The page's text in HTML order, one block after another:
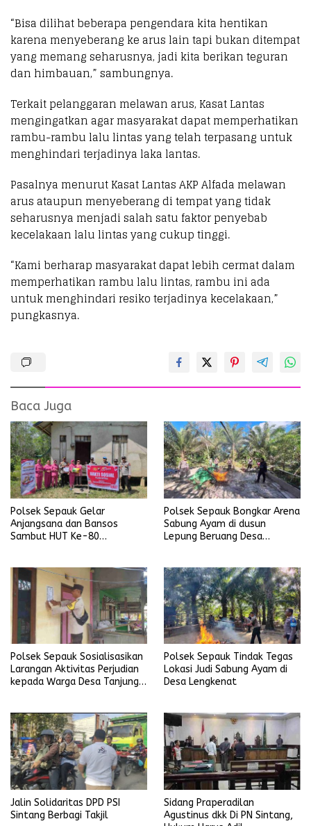
“Bisa dilihat beberapa pengendara kita hentikan
karena menyeberang ke arus lain tapi bukan ditempat
yang memang seharusnya, jadi kita berikan teguran
dan himbauan,” sambungnya.
Terkait pelanggaran melawan arus, Kasat Lantas
mengingatkan agar masyarakat dapat memperhatikan
rambu-rambu lalu lintas yang telah terpasang untuk
menghindari terjadinya laka lantas.
Pasalnya menurut Kasat Lantas AKP Alfada melawan
arus ataupun menyeberang di tempat yang tidak
seharusnya menjadi salah satu faktor penyebab
kecelakaan lalu lintas yang cukup tinggi.
“Kami berharap masyarakat dapat lebih cermat dalam
memperhatikan rambu lalu lintas, rambu ini ada
untuk menghindari resiko terjadinya kecelakaan,”
pungkasnya.
Baca Juga
Polsek Sepauk Gelar
Anjangsana dan Bansos
Sambut HUT Ke-80
Polsek Sepauk Bongkar Arena
Sabung Ayam di dusun
Lepung Beruang Desa
Polsek Sepauk Sosialisasikan
Larangan Aktivitas Perjudian
kepada Warga Desa Tanjung
Polsek Sepauk Tindak Tegas
Lokasi Judi Sabung Ayam di
Desa Lengkenat
Jalin Solidaritas DPD PSI
Sintang Berbagi Takjil
Sidang Praperadilan
Agustinus dkk Di PN Sintang,